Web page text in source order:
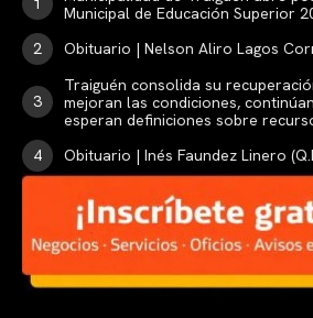
Municipal de Educación Superior
Obituario | Nelson Aliro Lagos
Traiguén consolida su
mejoran las condiciones,
esperan definiciones sobre
Obituario | Inés Faundez Linero